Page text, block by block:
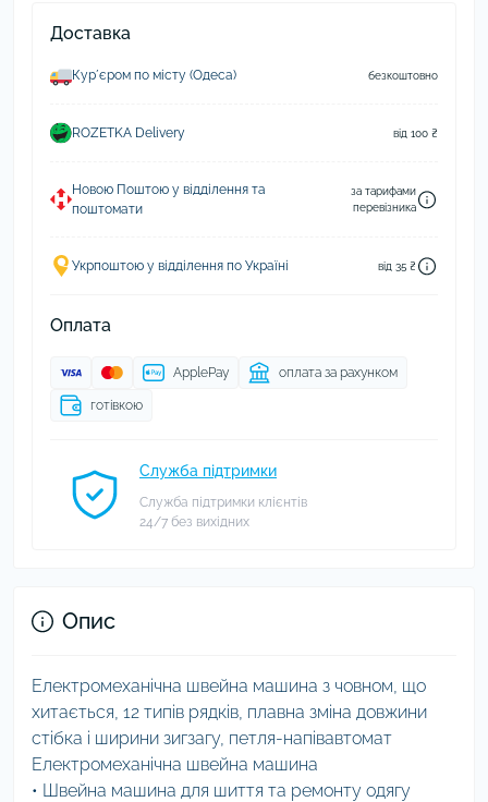
Доставка
Курʼєром по місту (Одеса) безкоштовно
ROZETKA Delivery від 100 ₴
Новою Поштою у відділення та
поштомати
за тарифами
перевізника
Укрпоштою у відділення по Україні від 35 ₴
Оплата
ApplePay оплата за рахунком
готівкою
Служба підтримки
Служба підтримки клієнтів
24/7 без вихідних
Опис
Електромеханічна швейна машина з човном, що
хитається, 12 типів рядків, плавна зміна довжини
стібка і ширини зигзагу, петля-напівавтомат
Електромеханічна швейна машина
• Швейна машина для шиття та ремонту одягу